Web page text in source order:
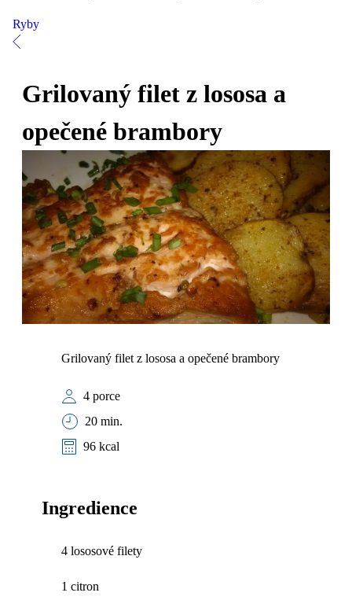
Ryby
Grilovaný filet z lososa a
opečené brambory
Grilovaný filet z lososa a opečené brambory
4 porce
20 min.
96 kcal
Ingredience
4 lososové filety
1 citron